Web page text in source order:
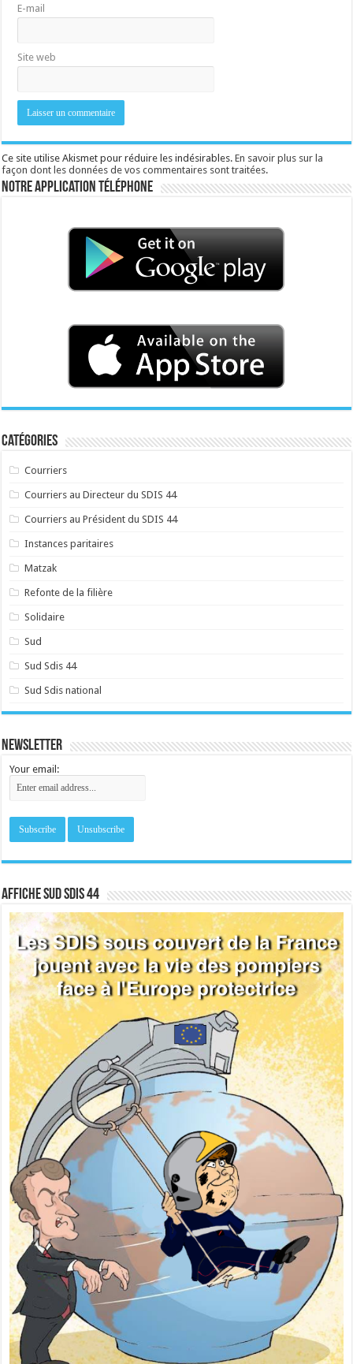
E-mail
Site web
Ce site utilise Akismet pour réduire les indésirables.En savoir plus sur la
façon dont les données de vos commentaires sont traitées.
Notre application téléphone
Catégories
Courriers
Courriers au Directeur du SDIS 44
Courriers au Président du SDIS 44
Instances paritaires
Matzak
Refonte de la filière
Solidaire
Sud
Sud Sdis 44
Sud Sdis national
Newsletter
Your email:
Affiche sud SDIS 44